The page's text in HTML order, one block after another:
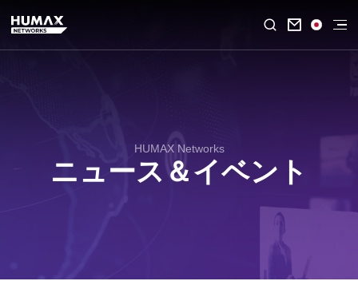

HUMAX Networks
ニュース＆イベント